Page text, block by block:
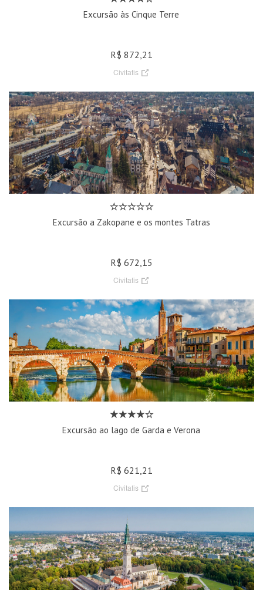
Excursão às Cinque Terre
R$ 872,21
Civitatis
Excursão a Zakopane e os montes Tatras
R$ 672,15
Civitatis
Excursão ao lago de Garda e Verona
R$ 621,21
Civitatis